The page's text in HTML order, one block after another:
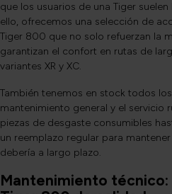
que los usuarios de una Tiger
ello, ofrecemos una selección de
Tiger 800 que no solo refuerzan la
garantizan el confort en rutas de
variantes XR y XC.
También tenemos en stock todos
mantenimiento general y el servicio
piezas de desgaste consumibles
un reemplazo regular para
debería a largo plazo.
Mantenimiento técnico: